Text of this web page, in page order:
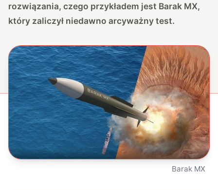
rozwiązania, czego przykładem jest Barak MX,
który zaliczył niedawno arcyważny test.
Barak MX